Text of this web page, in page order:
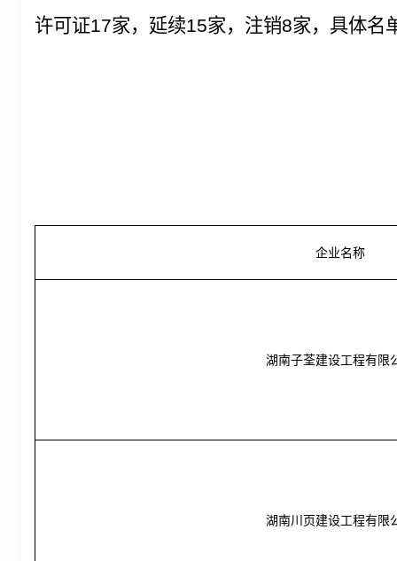
许可证17家，延续15家，注销8家，具体名
企业名称
湖南子荃建设工程有限
湖南川页建设工程有限